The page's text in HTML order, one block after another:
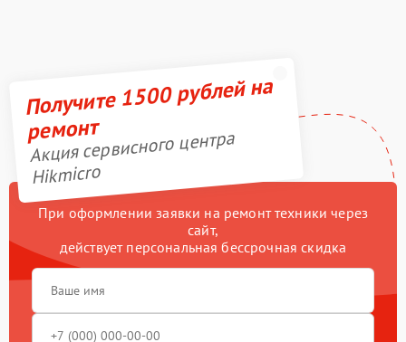
Получите 1500 рублей на
ремонт
Акция сервисного центра
Hikmicro
При оформлении заявки на ремонт техники через
сайт,
действует персональная бессрочная скидка